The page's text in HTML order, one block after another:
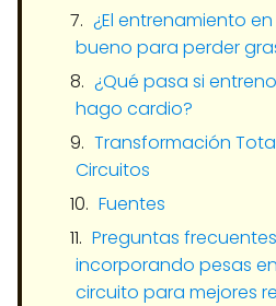
¿El entrenamiento
bueno para perder
¿Qué pasa si
hago cardio?
Transformación
Circuitos
Fuentes
Preguntas
incorporando pesas
circuito para mejores